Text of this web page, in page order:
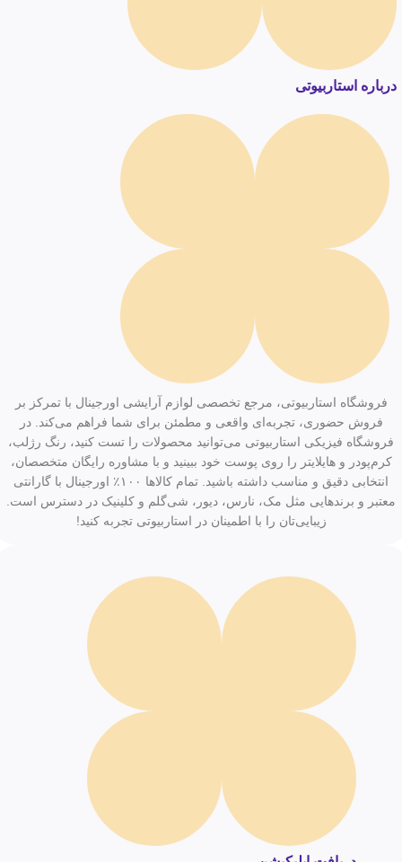
درباره استاربیوتی
فروشگاه استاربیوتی، مرجع تخصصی لوازم آرایشی اورجینال با تمرکز بر
فروش حضوری، تجربه‌ای واقعی و مطمئن برای شما فراهم می‌کند. در
فروشگاه فیزیکی استاربیوتی می‌توانید محصولات را تست کنید، رنگ رژلب،
کرم‌پودر و هایلایتر را روی پوست خود ببینید و با مشاوره رایگان متخصصان،
انتخابی دقیق و مناسب داشته باشید. تمام کالاها ۱۰۰٪ اورجینال با گارانتی
معتبر و برندهایی مثل مک، نارس، دیور، شی‌گلم و کلینیک در دسترس است.
زیبایی‌تان را با اطمینان در استاربیوتی تجربه کنید!